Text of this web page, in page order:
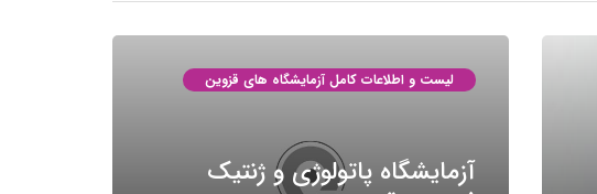
لیست و اطلاعات کامل آزمایشگاه های قزوین
آزمایشگاه پاتولوژی و ژنتیک